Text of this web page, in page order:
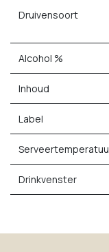
Druivensoort
Alcohol %
Inhoud
Label
Drinkvenster